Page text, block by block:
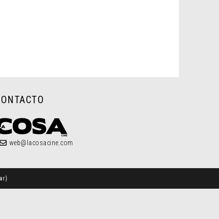
web@lacosacine.com
)